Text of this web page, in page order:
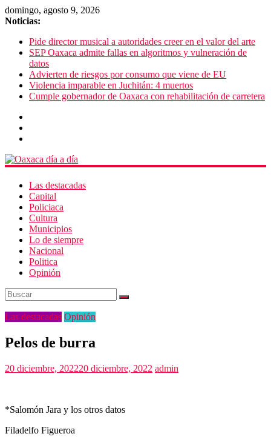
domingo, agosto 9, 2026
Noticias:
Pide director musical a autoridades creer en el valor del arte
SEP Oaxaca admite fallas en algoritmos y vulneración de
datos
Advierten de riesgos por consumo que viene de EU
Violencia imparable en Juchitán: 4 muertos
Cumple gobernador de Oaxaca con rehabilitación de carretera
Las destacadas
Capital
Policiaca
Cultura
Municipios
Lo de siempre
Nacional
Politica
Opinión
Las destacadas Opinión
Pelos de burra
20 diciembre, 202220 diciembre, 2022 admin
*Salomón Jara y los otros datos
Filadelfo Figueroa